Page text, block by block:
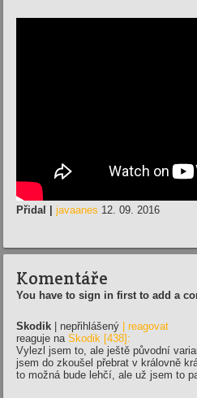
Přidal | javaanes 12. 09. 2016
Komentáře
You have to sign in first to add a
Skodik | nepřihlášený | reagovat
reaguje na Skodik [438]:
Vylezl jsem to, ale ještě původní
jsem do zkoušel přebrat v královně
to možná bude lehčí, ale už jsem to